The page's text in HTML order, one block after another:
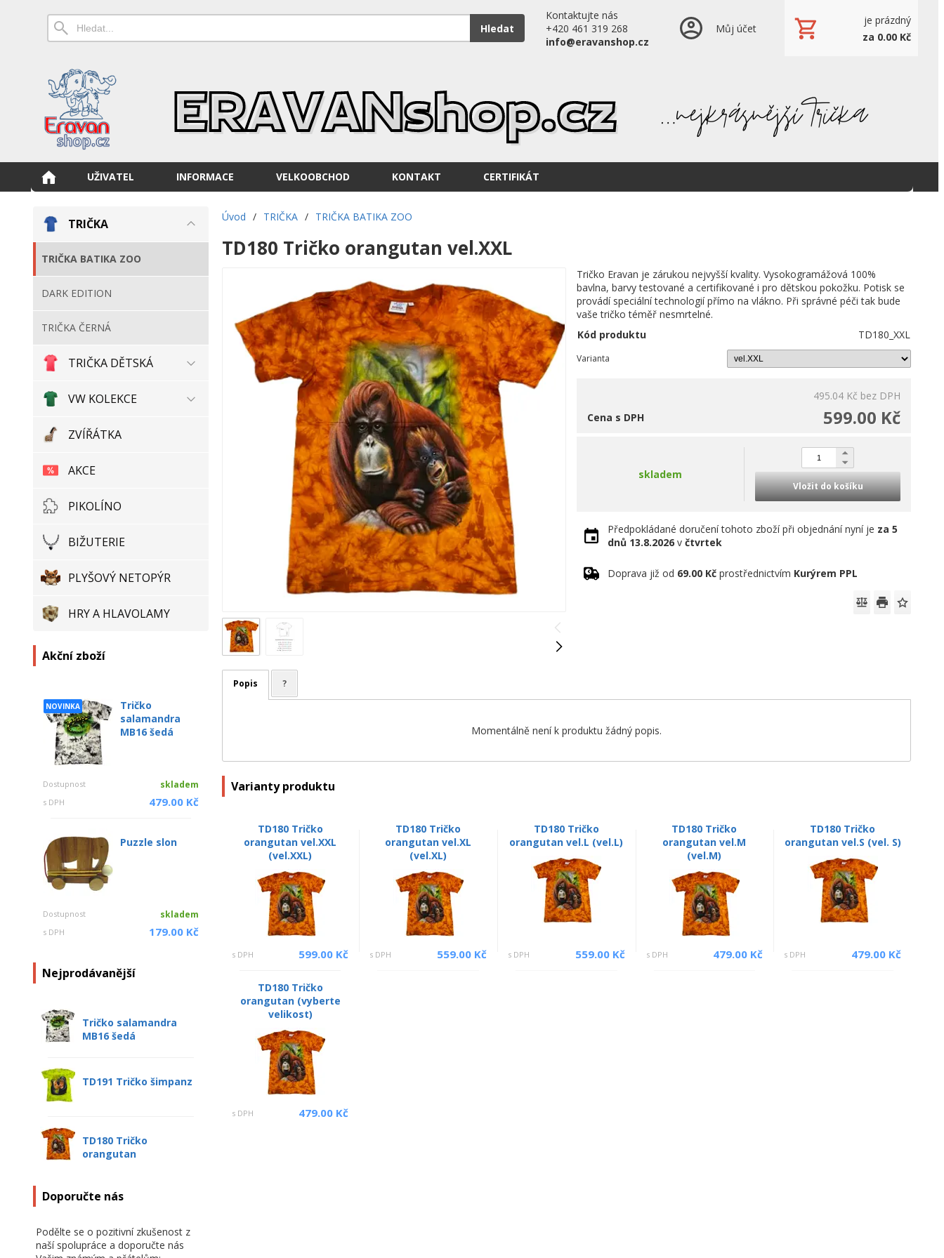
Hledat
Kontaktujte nás
+420 461 319 268
info@eravanshop.cz
Můj účet
je prázdný
za 0.00 Kč
UŽIVATEL INFORMACE VELKOOBCHOD KONTAKT CERTIFIKÁT
TRIČKA
TRIČKA BATIKA ZOO
DARK EDITION
TRIČKA ČERNÁ
TRIČKA DĚTSKÁ
VW KOLEKCE
ZVÍŘÁTKA
AKCE
PIKOLÍNO
BIŽUTERIE
PLYŠOVÝ NETOPÝR
HRY A HLAVOLAMY
Akční zboží
NOVINKA
Tričko
salamandra
MB16 šedá
Dostupnost skladem
s DPH 479.00 Kč
Puzzle slon
Dostupnost skladem
s DPH 179.00 Kč
Nejprodávanější
Tričko salamandra
MB16 šedá
TD191 Tričko šimpanz
TD180 Tričko
orangutan
Doporučte nás
Podělte se o pozitivní zkušenost z
naší spolupráce a doporučte nás
Úvod / TRIČKA / TRIČKA BATIKA ZOO
TD180 Tričko orangutan vel.XXL
Tričko Eravan je zárukou nejvyšší kvality. Vysokogramážová 100%
bavlna, barvy testované a certifikované i pro dětskou pokožku. Potisk se
provádí speciální technologií přímo na vlákno. Při správné péči tak bude
vaše tričko téměř nesmrtelné.
Kód produktu
TD180_XXL
Varianta
495.04 Kč bez DPH
599.00 Kč
Cena s DPH
skladem
Vložit do košíku
Předpokládané doručení tohoto zboží při objednání nyní je za 5
dnů 13.8.2026 včtvrtek
Doprava již od 69.00 Kč prostřednictvím Kurýrem PPL
Popis ?
Momentálně není k produktu žádný popis.
Varianty produktu
TD180 Tričko
orangutan vel.XXL
(vel.XXL)
s DPH 599.00 Kč
TD180 Tričko
orangutan vel.XL
(vel.XL)
s DPH 559.00 Kč
TD180 Tričko
orangutan vel.L (vel.L)
s DPH 559.00 Kč
TD180 Tričko
orangutan vel.M
(vel.M)
s DPH 479.00 Kč
TD180 Tričko
orangutan vel.S (vel. S)
s DPH 479.00 Kč
TD180 Tričko
orangutan (vyberte
velikost)
s DPH 479.00 Kč